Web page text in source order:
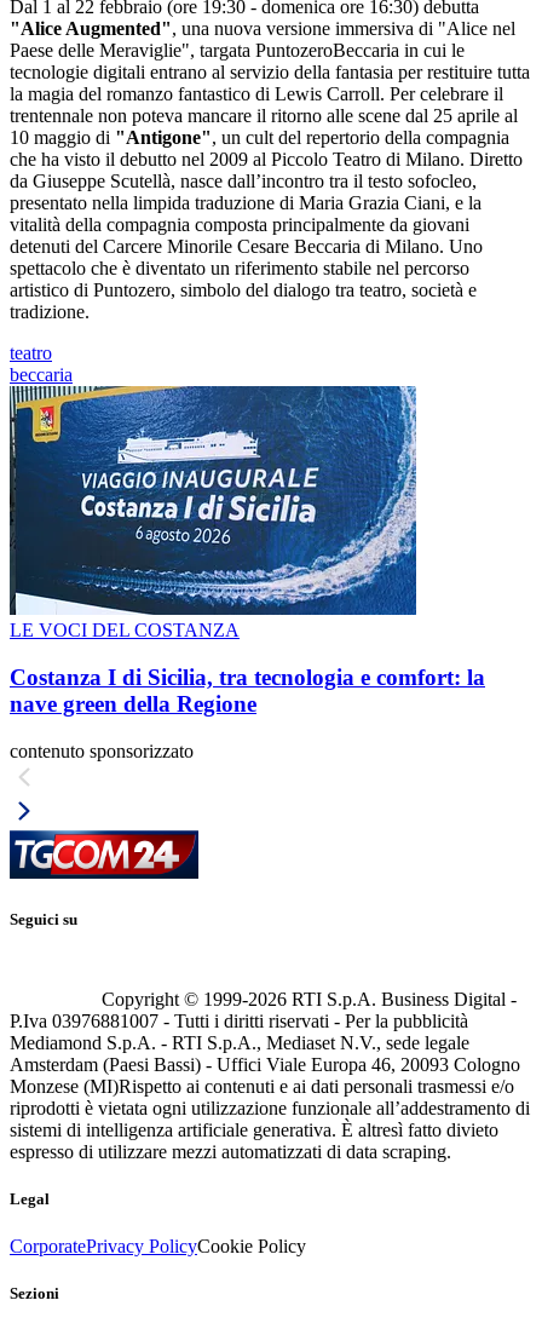
Dal 1 al 22 febbraio (ore 19:30 - domenica ore 16:30) debutta
"Alice Augmented", una nuova versione immersiva di "Alice nel
Paese delle Meraviglie", targata PuntozeroBeccaria in cui le
tecnologie digitali entrano al servizio della fantasia per restituire tutta
la magia del romanzo fantastico di Lewis Carroll. Per celebrare il
trentennale non poteva mancare il ritorno alle scene dal 25 aprile al
10 maggio di "Antigone", un cult del repertorio della compagnia
che ha visto il debutto nel 2009 al Piccolo Teatro di Milano. Diretto
da Giuseppe Scutellà, nasce dall’incontro tra il testo sofocleo,
presentato nella limpida traduzione di Maria Grazia Ciani, e la
vitalità della compagnia composta principalmente da giovani
detenuti del Carcere Minorile Cesare Beccaria di Milano. Uno
spettacolo che è diventato un riferimento stabile nel percorso
artistico di Puntozero, simbolo del dialogo tra teatro, società e
tradizione.
teatro
beccaria
LE VOCI DEL COSTANZA
Costanza I di Sicilia, tra tecnologia e comfort: la
nave green della Regione
contenuto sponsorizzato
Seguici su
Copyright © 1999-2026 RTI S.p.A. Business Digital -
P.Iva 03976881007 - Tutti i diritti riservati - Per la pubblicità
Mediamond S.p.A. - RTI S.p.A., Mediaset N.V., sede legale
Amsterdam (Paesi Bassi) - Uffici Viale Europa 46, 20093 Cologno
Monzese (MI)Rispetto ai contenuti e ai dati personali trasmessi e/o
riprodotti è vietata ogni utilizzazione funzionale all’addestramento di
sistemi di intelligenza artificiale generativa. È altresì fatto divieto
espresso di utilizzare mezzi automatizzati di data scraping.
Legal
CorporatePrivacy PolicyCookie Policy
Sezioni